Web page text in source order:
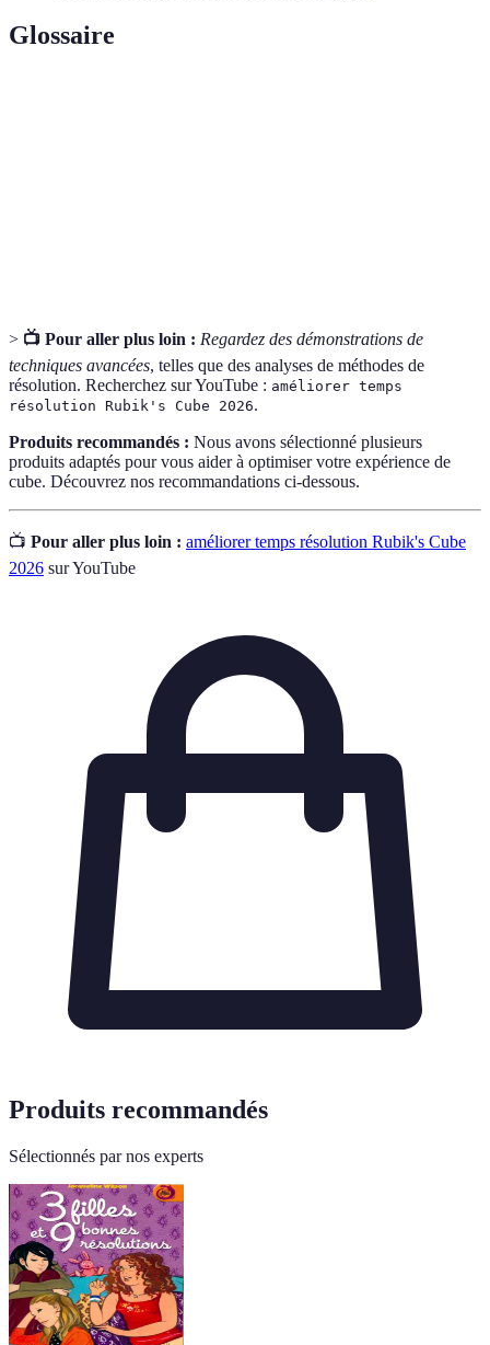
Glossaire
> 📺 Pour aller plus loin : Regardez des démonstrations de
techniques avancées, telles que des analyses de méthodes de
résolution. Recherchez sur YouTube : améliorer temps
résolution Rubik's Cube 2026.
Produits recommandés : Nous avons sélectionné plusieurs
produits adaptés pour vous aider à optimiser votre expérience de
cube. Découvrez nos recommandations ci-dessous.
📺 Pour aller plus loin : améliorer temps résolution Rubik's Cube
2026 sur YouTube
Produits recommandés
Sélectionnés par nos experts